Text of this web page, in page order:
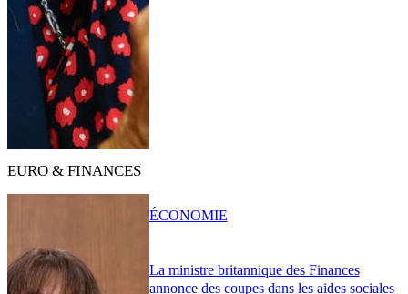
EURO & FINANCES
La ministre britannique des Finances
annonce des coupes dans les aides sociales
ÉCONOMIE